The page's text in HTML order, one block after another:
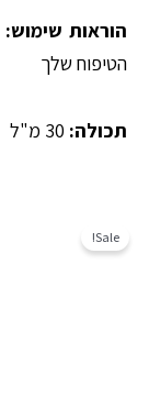
הוראות שימוש:
הטיפוח שלך
תכולה:
Sale!